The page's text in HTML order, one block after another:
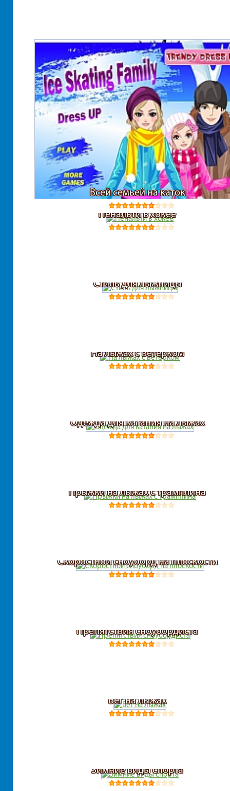
Всей семьей на каток
Пенальти в хокее
Стиль для лыжницы
На лыжах с ветерком
Одежда для катания на лыжах
Прыжки на лыжах с трамплина
Скоростной сноуборд на плоскости
Препятствия сноубордиста
Бег на лыжах
Зимние виды спорта